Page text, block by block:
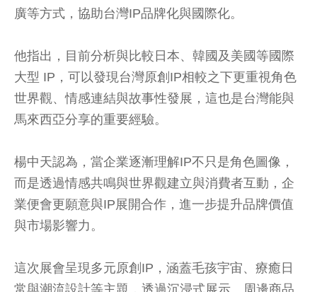
廣等方式，協助台灣IP品牌化與國際化。
他指出，目前分析與比較日本、韓國及美國等國際
大型 IP，可以發現台灣原創IP相較之下更重視角色
世界觀、情感連結與故事性發展，這也是台灣能與
馬來西亞分享的重要經驗。
楊中天認為，當企業逐漸理解IP不只是角色圖像，
而是透過情感共鳴與世界觀建立與消費者互動，企
業便會更願意與IP展開合作，進一步提升品牌價值
與市場影響力。
這次展會呈現多元原創IP，涵蓋毛孩宇宙、療癒日
常與潮流設計等主題，透過沉浸式展示、周邊商品